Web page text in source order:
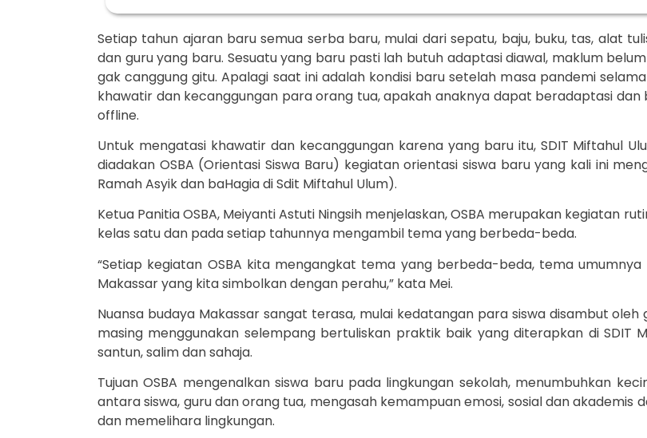
Setiap tahun ajaran baru semua serba baru, mulai dari sepatu, baju, buku, tas, alat
dan guru yang baru. Sesuatu yang baru pasti lah butuh adaptasi diawal, maklum
gak canggung gitu. Apalagi saat ini adalah kondisi baru setelah masa pandemi
khawatir dan kecanggungan para orang tua, apakah anaknya dapat beradaptasi
offline.
Untuk mengatasi khawatir dan kecanggungan karena yang baru itu, SDIT Miftahul
diadakan OSBA (Orientasi Siswa Baru) kegiatan orientasi siswa baru yang kali ini
Ramah Asyik dan baHagia di Sdit Miftahul Ulum).
Ketua Panitia OSBA, Meiyanti Astuti Ningsih menjelaskan, OSBA merupakan kegiatan
kelas satu dan pada setiap tahunnya mengambil tema yang berbeda-beda.
“Setiap kegiatan OSBA kita mengangkat tema yang berbeda-beda, tema
Makassar yang kita simbolkan dengan perahu,” kata Mei.
Nuansa budaya Makassar sangat terasa, mulai kedatangan para siswa disambut
masing menggunakan selempang bertuliskan praktik baik yang diterapkan di SDIT
santun, salim dan sahaja.
Tujuan OSBA mengenalkan siswa baru pada lingkungan sekolah, menumbuhkan
antara siswa, guru dan orang tua, mengasah kemampuan emosi, sosial dan
dan memelihara lingkungan.